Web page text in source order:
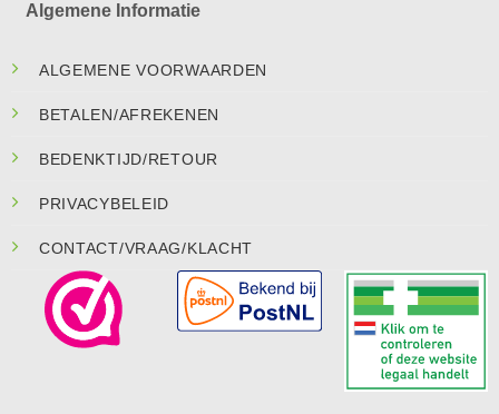
Algemene Informatie
ALGEMENE VOORWAARDEN
BETALEN/AFREKENEN
BEDENKTIJD/RETOUR
PRIVACYBELEID
CONTACT/VRAAG/KLACHT